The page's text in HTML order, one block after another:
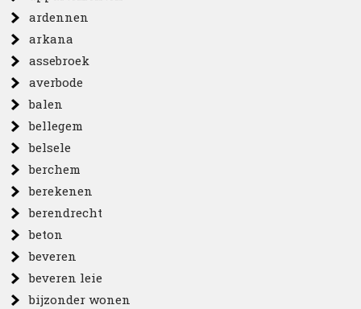
ardennen
arkana
assebroek
averbode
balen
bellegem
belsele
berchem
berekenen
berendrecht
beton
beveren
beveren leie
bijzonder wonen